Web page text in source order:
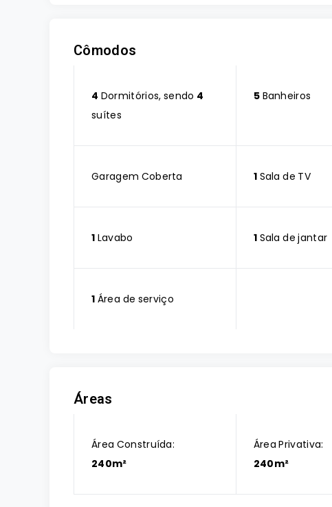
Cômodos
4 Dormitórios, sendo 4
suítes
5Banheiros
Garagem Coberta 1Sala de TV
1 Lavabo 1Sala de jantar
1 Área de serviço
Áreas
Área Construída:
240m²
Área Privativa:
240m²